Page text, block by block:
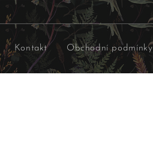
Kontakt Obchodní podmínky